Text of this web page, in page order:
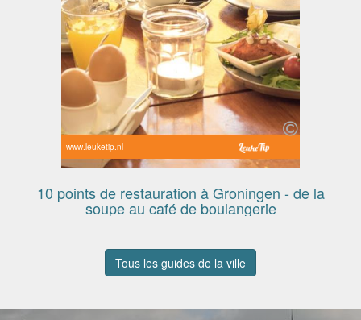
www.leuketip.nl
10 points de restauration à Groningen - de la
soupe au café de boulangerie
Tous les guides de la ville